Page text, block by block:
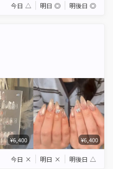
今日 △ 明日 ◎ 明後日 ◎
¥6,400 ¥6,400
今日 × 明日 × 明後日 △